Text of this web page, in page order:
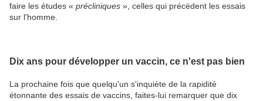
faire les études « précliniques », celles qui précèdent les essais
sur l'homme.
Dix ans pour développer un vaccin, ce n'est pas bien
La prochaine fois que quelqu'un s'inquiète de la rapidité
étonnante des essais de vaccins, faites-lui remarquer que dix